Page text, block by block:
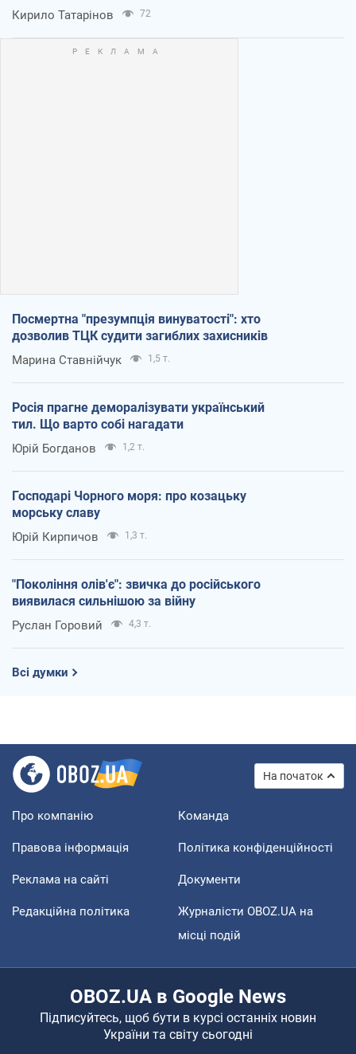
Кирило Татарінов 72
Посмертна "презумпція винуватості": хто
дозволив ТЦК судити загиблих захисників
Марина Ставнійчук 1,5 т.
Росія прагне деморалізувати український
тил. Що варто собі нагадати
Юрій Богданов 1,2 т.
Господарі Чорного моря: про козацьку
морську славу
Юрій Кирпичов 1,3 т.
"Покоління олів'є": звичка до російського
виявилася сильнішою за війну
Руслан Горовий 4,3 т.
Всі думки
На початок
Про компанію Команда
Правова інформація Політика конфіденційності
Реклама на сайті Документи
Редакційна політика
Журналісти OBOZ.UA на
місці подій
OBOZ.UA в Google News
Підписуйтесь, щоб бути в курсі останніх новин
України та світу сьогодні